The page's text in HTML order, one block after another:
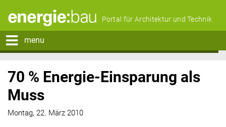
Portal für Architektur und Technik
menu
70 % Energie-Einsparung als
Muss
Montag, 22. März 2010